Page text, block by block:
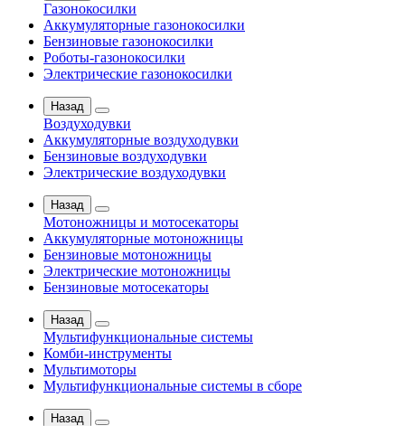
Газонокосилки
Аккумуляторные газонокосилки
Бензиновые газонокосилки
Роботы-газонокосилки
Электрические газонокосилки
Назад
Воздуходувки
Аккумуляторные воздуходувки
Бензиновые воздуходувки
Электрические воздуходувки
Назад
Мотоножницы и мотосекаторы
Аккумуляторные мотоножницы
Бензиновые мотоножницы
Электрические мотоножницы
Бензиновые мотосекаторы
Назад
Мультифункциональные системы
Комби-инструменты
Мультимоторы
Мультифункциональные системы в сборе
Назад